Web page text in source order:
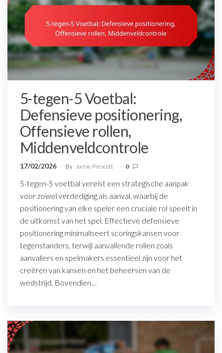
5-tegen-5 Voetbal:
Defensieve positionering,
Offensieve rollen,
Middenveldcontrole
17/02/2026 By Jamie Prescott 0
5-tegen-5 voetbal vereist een strategische aanpak
voor zowel verdediging als aanval, waarbij de
positionering van elke speler een cruciale rol speelt in
de uitkomst van het spel. Effectieve defensieve
positionering minimaliseert scoringskansen voor
tegenstanders, terwijl aanvallende rollen zoals
aanvallers en spelmakers essentieel zijn voor het
creëren van kansen en het beheersen van de
wedstrijd. Bovendien…